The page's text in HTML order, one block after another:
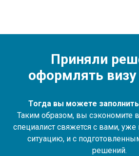
Приняли
оформлять
Тогда вы можете
Таким образом, вы сэкономите
специалист свяжется с вами,
ситуацию, и с
решений.